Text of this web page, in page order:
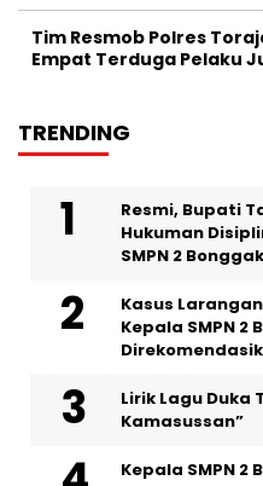
Tim Resmob Polres
Empat Terduga Pelaku
TRENDING
Resmi, Bupati
Hukuman
SMPN 2
Kasus
Kepala SMPN
Lirik Lagu Duka
Kamasussan”
Kepala SMPN